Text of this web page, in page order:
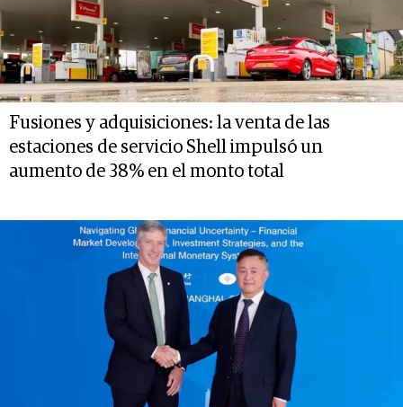
Fusiones y adquisiciones: la venta de las
estaciones de servicio Shell impulsó un
aumento de 38% en el monto total